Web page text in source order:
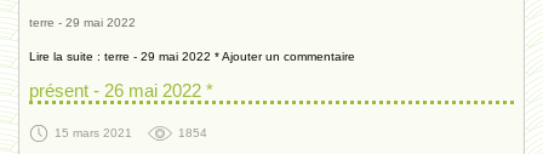
terre - 29 mai 2022
Lire la suite : terre - 29 mai 2022 *Ajouter un commentaire
présent - 26 mai 2022 *
15 mars 2021 1854